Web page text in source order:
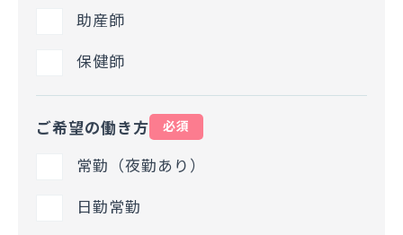
助産師
保健師
ご希望の働き方 必須
常勤（夜勤あり）
日勤常勤